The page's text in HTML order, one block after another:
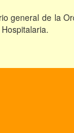
general de la